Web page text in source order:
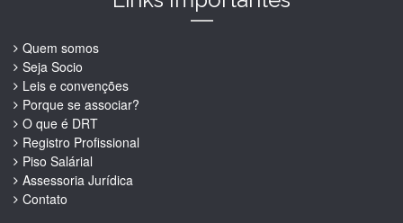
Quem somos
Seja Socio
Leis e convenções
Porque se associar?
O que é DRT
Registro Profissional
Piso Salárial
Assessoria Jurídica
Contato